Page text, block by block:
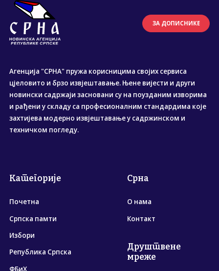
ЗА ДОПИСНИКЕ
Агенција "СРНА" пружа корисницима својих сервиса
цјеловито и брзо извјештавање. Њене вијести и други
новински садржаји засновани су на поузданим изворима
и рађени у складу са професионалним стандардима које
захтијева модерно извјештавање у садржинском и
техничком погледу.
Категорије
Почетна
Српска памти
Избори
Република Српска
ФБиХ
Срна
О нама
Контакт
Друштвене
мреже